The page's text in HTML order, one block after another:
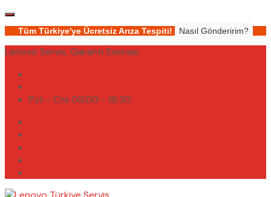
Tüm Türkiye'ye Ücretsiz Arıza Tespiti! Nasıl Gönderirim?
Lenovo Servis, Garanti Sonrası
Pzt - Cts 09.00 - 19.30